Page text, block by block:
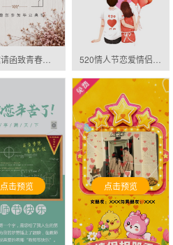
点击预览 点击预览